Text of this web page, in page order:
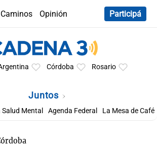
Caminos
Opinión
Participá
Córdoba Rosario
Juntos
Mental Agenda Federal La Mesa de Café